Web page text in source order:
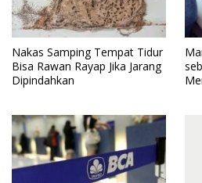
Nakas Samping Tempat Tidur
Bisa Rawan Rayap Jika Jarang
Dipindahkan